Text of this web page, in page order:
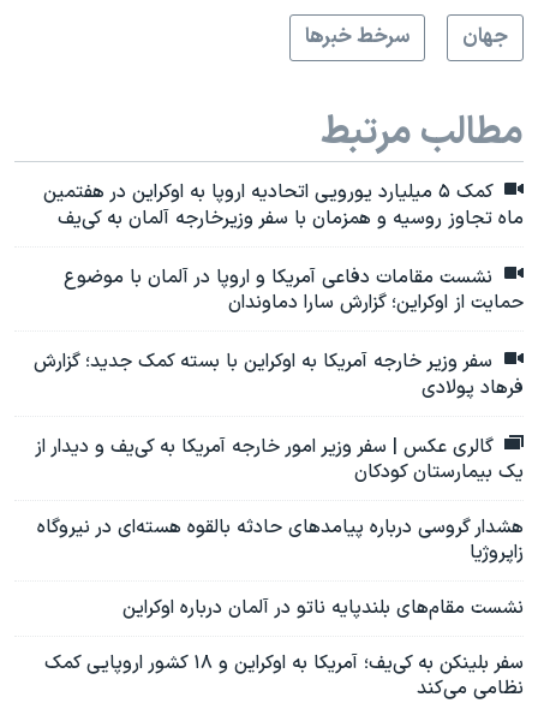
جهان
سرخط خبرها
مطالب مرتبط
کمک ۵ میلیارد یورویی اتحادیه اروپا به اوکراین در هفتمین
ماه تجاوز روسیه و همزمان با سفر وزیرخارجه آلمان به کی‌یف
نشست مقامات دفاعی آمریکا و اروپا در آلمان با موضوع
حمایت از اوکراین؛ گزارش سارا دماوندان
سفر وزیر خارجه آمریکا به اوکراین با بسته کمک جدید؛ گزارش
فرهاد پولادی
گالری عکس | سفر وزیر امور خارجه آمریکا به کی‌یف و دیدار از
یک بیمارستان کودکان
هشدار گروسی درباره پیامدهای حادثه بالقوه هسته‌ای در نیروگاه
زاپروژیا
نشست مقام‌های بلندپایه ناتو در آلمان درباره اوکراین
سفر بلینکن به کی‌یف؛ آمریکا به اوکراین و ١٨ کشور اروپایی کمک
نظامی می‌کند